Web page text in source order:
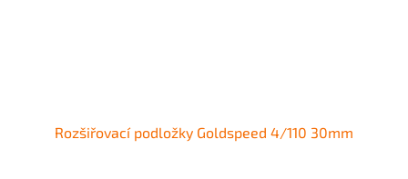
Rozšiřovací podložky Goldspeed 4/110 30mm